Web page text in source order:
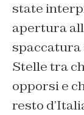
state
apertura
spaccatura
Stelle tra
opporsi e
resto